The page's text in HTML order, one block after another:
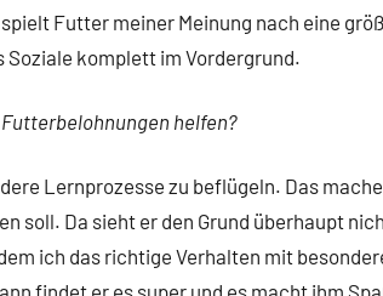
Futter meiner Meinung nach eine
Soziale komplett im Vordergrund.
helfen?
Lernprozesse zu beflügeln. Das
soll. Da sieht er den Grund überhaupt
ich das richtige Verhalten mit
findet er es super und es macht ihm